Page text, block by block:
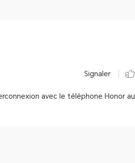
Signaler
avec le téléphone Honor au